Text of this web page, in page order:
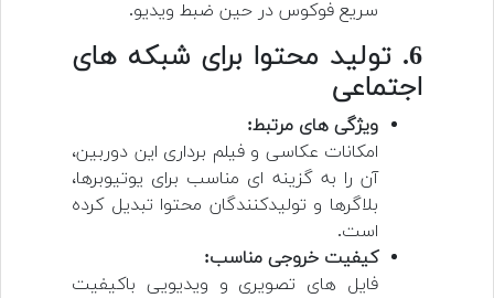
سریع فوکوس در حین ضبط ویدیو.
6. تولید محتوا برای شبکه های
اجتماعی
ویژگی های مرتبط:
امکانات عکاسی و فیلم برداری این دوربین،
آن را به گزینه ای مناسب برای یوتیوبرها،
بلاگرها و تولیدکنندگان محتوا تبدیل کرده
است.
کیفیت خروجی مناسب:
فایل های تصویری و ویدیویی باکیفیت